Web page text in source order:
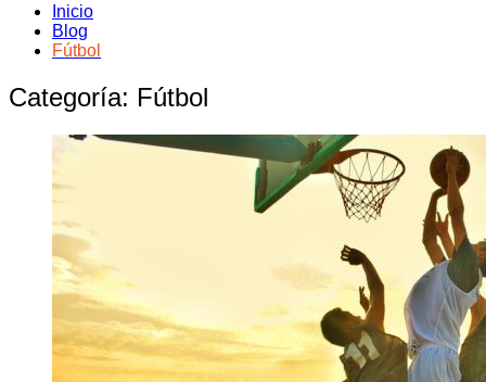
Inicio
Blog
Fútbol
Categoría: Fútbol